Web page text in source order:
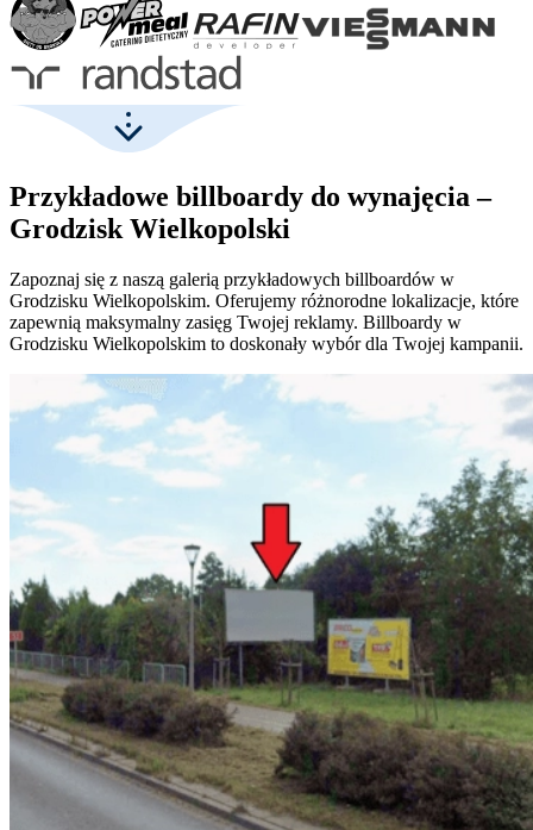
Przykładowe billboardy do wynajęcia –
Grodzisk Wielkopolski
Zapoznaj się z naszą galerią przykładowych billboardów w
Grodzisku Wielkopolskim. Oferujemy różnorodne lokalizacje, które
zapewnią maksymalny zasięg Twojej reklamy. Billboardy w
Grodzisku Wielkopolskim to doskonały wybór dla Twojej kampanii.